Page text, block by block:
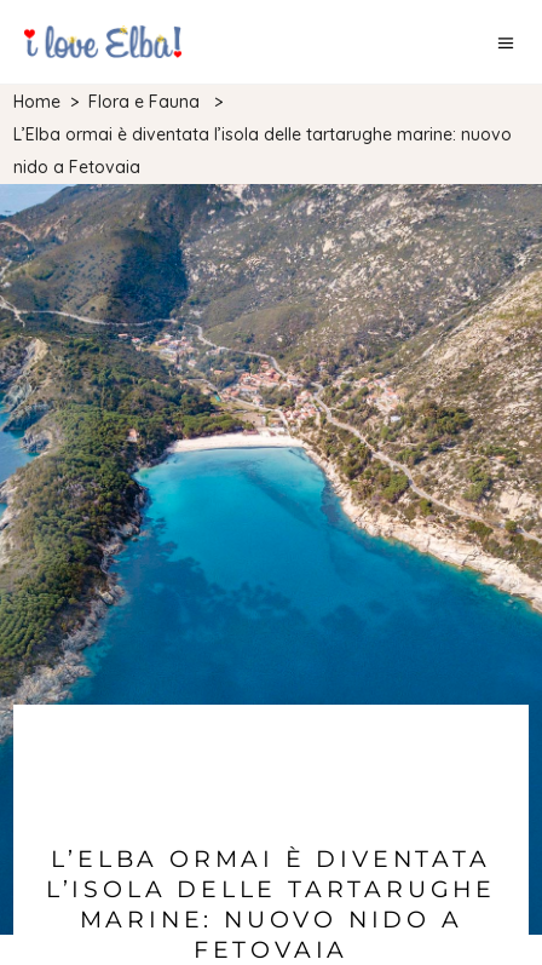
Home >Flora e Fauna
>
L’Elba ormai è diventata l’isola delle tartarughe marine: nuovo
nido a Fetovaia
L’ELBA ORMAI È DIVENTATA
L’ISOLA DELLE TARTARUGHE
MARINE: NUOVO NIDO A
FETOVAIA